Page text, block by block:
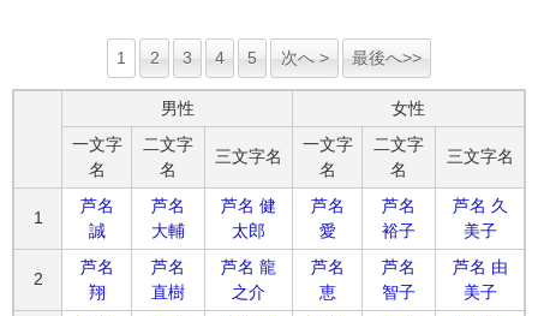
1 2 3 4 5 次へ > 最後へ>>
男性
女性
一文字
名
二文字
名
三文字名
一文字
名
二文字
名
三文字名
1
芦名
誠
芦名
大輔
芦名 健
太郎
芦名
愛
芦名
裕子
芦名 久
美子
2
芦名
翔
芦名
直樹
芦名 龍
之介
芦名
恵
芦名
智子
芦名 由
美子